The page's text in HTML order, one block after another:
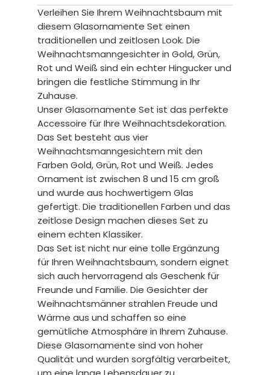
Verleihen Sie Ihrem Weihnachtsbaum mit
diesem Glasornamente Set einen
traditionellen und zeitlosen Look. Die
Weihnachtsmanngesichter in Gold, Grün,
Rot und Weiß sind ein echter Hingucker und
bringen die festliche Stimmung in Ihr
Zuhause.
Unser Glasornamente Set ist das perfekte
Accessoire für Ihre Weihnachtsdekoration.
Das Set besteht aus vier
Weihnachtsmanngesichtern mit den
Farben Gold, Grün, Rot und Weiß. Jedes
Ornament ist zwischen 8 und 15 cm groß
und wurde aus hochwertigem Glas
gefertigt. Die traditionellen Farben und das
zeitlose Design machen dieses Set zu
einem echten Klassiker.
Das Set ist nicht nur eine tolle Ergänzung
für Ihren Weihnachtsbaum, sondern eignet
sich auch hervorragend als Geschenk für
Freunde und Familie. Die Gesichter der
Weihnachtsmänner strahlen Freude und
Wärme aus und schaffen so eine
gemütliche Atmosphäre in Ihrem Zuhause.
Diese Glasornamente sind von hoher
Qualität und wurden sorgfältig verarbeitet,